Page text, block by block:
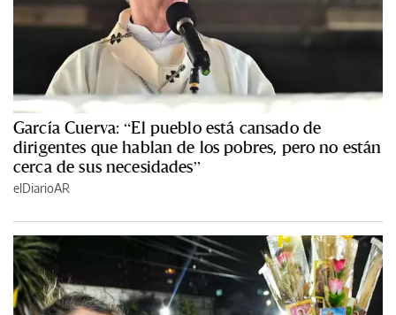
García Cuerva: “El pueblo está cansado de
dirigentes que hablan de los pobres, pero no están
cerca de sus necesidades”
elDiarioAR